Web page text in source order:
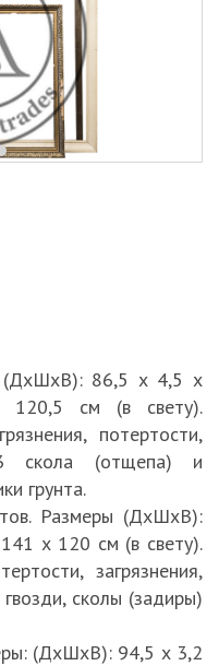
(ДхШхВ): 86,5 х 4,5 х
см (в свету).
потертости,
скола (отщепа) и
грунта.
Размеры (ДхШхВ):
х 120 см (в свету).
загрязнения,
сколы (задиры)
(ДхШхВ): 94,5 х 3,2